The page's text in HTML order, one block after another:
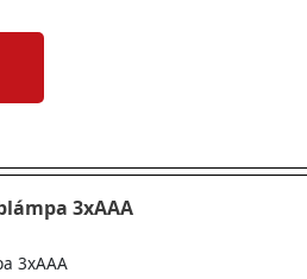
3xAAA
3xAAA